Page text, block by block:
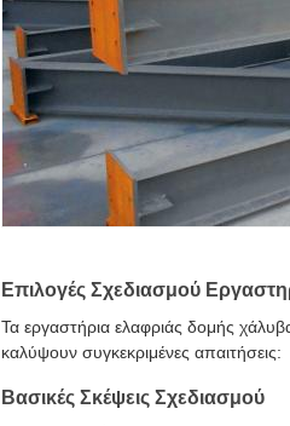
Επιλογές Σχεδιασμού
Τα εργαστήρια ελαφριάς δομής
καλύψουν συγκεκριμένες απαιτήσεις:
Βασικές Σκέψεις Σχεδιασμού